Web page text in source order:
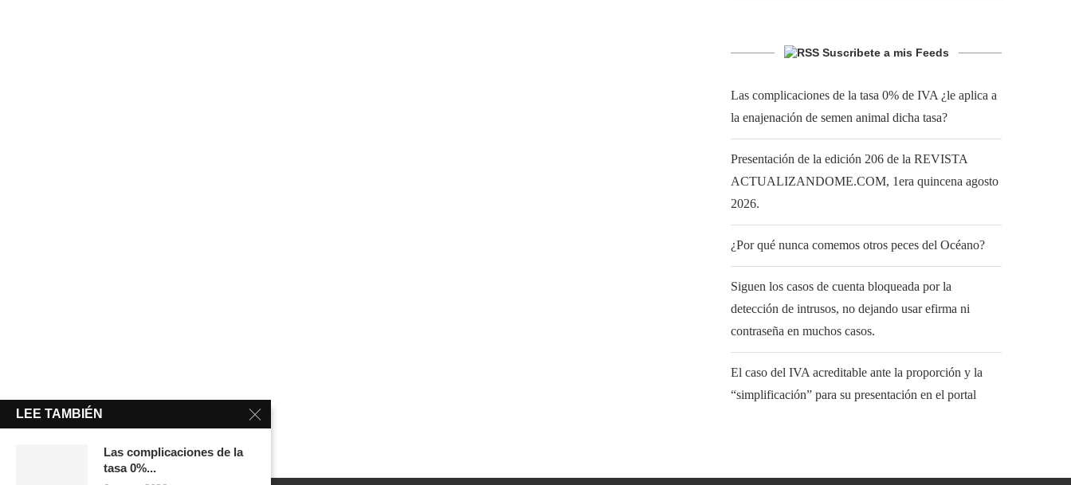
Suscribete a mis Feeds
Las complicaciones de la tasa 0% de IVA ¿le aplica a
la enajenación de semen animal dicha tasa?
Presentación de la edición 206 de la REVISTA
ACTUALIZANDOME.COM, 1era quincena agosto
2026.
¿Por qué nunca comemos otros peces del Océano?
Siguen los casos de cuenta bloqueada por la
detección de intrusos, no dejando usar efirma ni
contraseña en muchos casos.
El caso del IVA acreditable ante la proporción y la
“simplificación” para su presentación en el portal
LEE TAMBIÉN
Las complicaciones de la
tasa 0%...